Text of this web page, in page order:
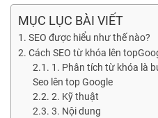
MỤC LỤC BÀI VIẾT
SEO được hiểu như thế nào?
Cách SEO từ khóa lên
1. Phân tích từ khóa là
Seo lên top Google
2. Kỹ thuật
3. Nội dung